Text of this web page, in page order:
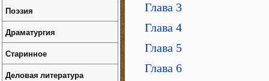
Глава 3
Глава 4
Глава 5
Глава 6
Поэзия
Драматургия
Старинное
Деловая литература